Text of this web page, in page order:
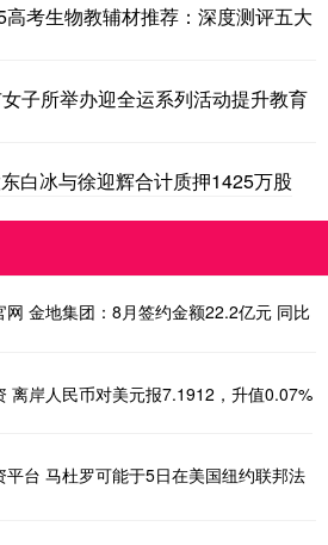
考生物教辅材推荐：深度测评五大
子所举办迎全运系列活动提升教育
白冰与徐迎辉合计质押1425万股
网 金地集团：8月签约金额22.2亿元 同比
离岸人民币对美元报7.1912，升值0.07%
平台 马杜罗可能于5日在美国纽约联邦法